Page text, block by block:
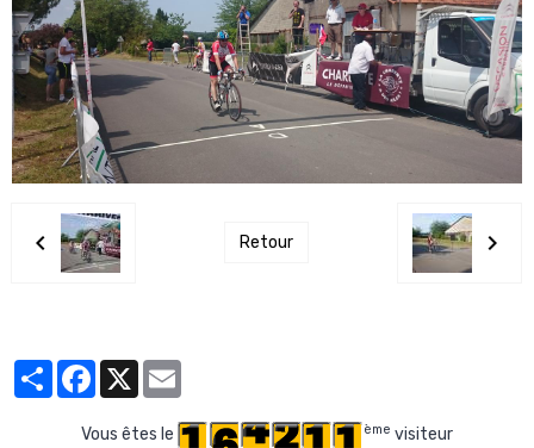
Retour
PartagerFacebook
X
Vous êtes le ème visiteur